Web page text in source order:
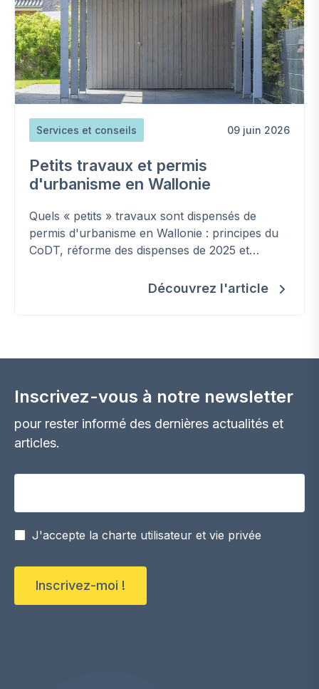
Services et conseils 09 juin 2026
Petits travaux et permis
d'urbanisme en Wallonie
Quels « petits » travaux sont dispensés de
permis d'urbanisme en Wallonie : principes du
CoDT, réforme des dispenses de 2025 et
Découvrez l'article
Inscrivez-vous à notre newsletter
pour rester informé des dernières actualités et
articles.
J'accepte la charte utilisateur et vie privée
Inscrivez-moi !